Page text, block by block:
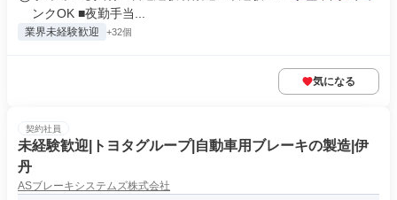
ンクOK ■夜勤手当...
業界未経験歓迎 +32個
気になる
契約社員
未経験歓迎|トヨタグループ|自動車用ブレーキの製造|伊
丹
ASブレーキシステムズ株式会社